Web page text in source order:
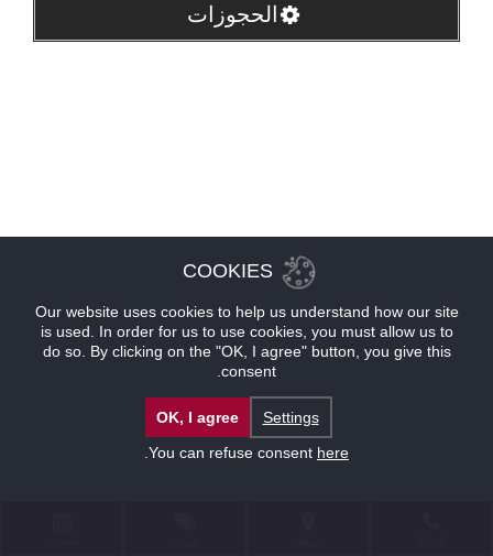
الحجوزات
COOKIES
Our website uses cookies to help us understand how our site
is used. In order for us to use cookies, you must allow us to
do so. By clicking on the "OK, I agree" button, you give this
consent.
Settings
OK, I agree
You can refuse consent here
.